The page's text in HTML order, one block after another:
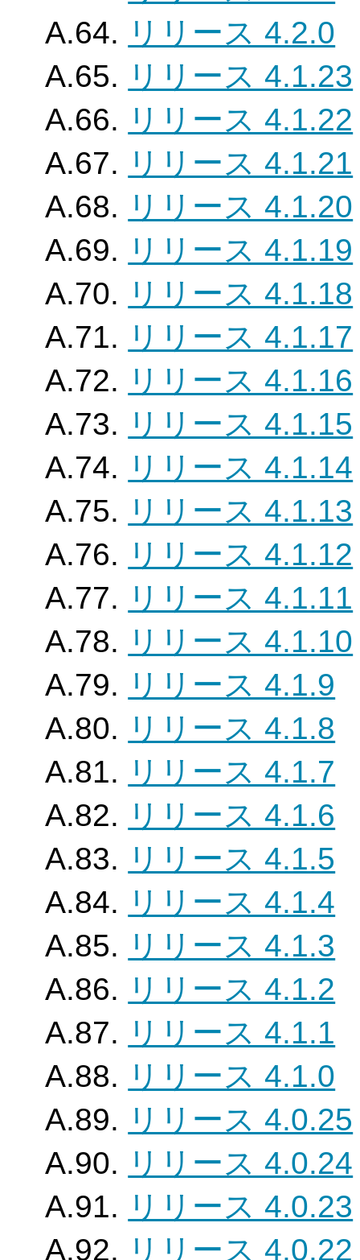
A.64. リリース 4.2.0
A.65. リリース 4.1.23
A.66. リリース 4.1.22
A.67. リリース 4.1.21
A.68. リリース 4.1.20
A.69. リリース 4.1.19
A.70. リリース 4.1.18
A.71. リリース 4.1.17
A.72. リリース 4.1.16
A.73. リリース 4.1.15
A.74. リリース 4.1.14
A.75. リリース 4.1.13
A.76. リリース 4.1.12
A.77. リリース 4.1.11
A.78. リリース 4.1.10
A.79. リリース 4.1.9
A.80. リリース 4.1.8
A.81. リリース 4.1.7
A.82. リリース 4.1.6
A.83. リリース 4.1.5
A.84. リリース 4.1.4
A.85. リリース 4.1.3
A.86. リリース 4.1.2
A.87. リリース 4.1.1
A.88. リリース 4.1.0
A.89. リリース 4.0.25
A.90. リリース 4.0.24
A.91. リリース 4.0.23
A.92. リリース 4.0.22